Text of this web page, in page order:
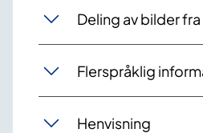
Deling av bilder
Flerspråklig
Henvisning